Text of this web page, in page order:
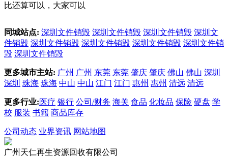
比还算可以，大家可以
同城站点: 深圳文件销毁 深圳文件销毁 深圳文件销毁 深圳文
件销毁 深圳文件销毁 深圳文件销毁 深圳文件销毁 深圳文件销
毁 深圳文件销毁
更多城市主站: 广州 广州 东莞 东莞 肇庆 肇庆 佛山 佛山 深圳
深圳 珠海 珠海 中山 中山 江门 江门 惠州 惠州 清远 清远
更多行业: 医疗 银行 公司/财务 海关 食品 化妆品 保险 硬盘 学
校 服装 书籍 商品库存
公司动态 业界资讯 网站地图
广州天仁再生资源回收有限公司